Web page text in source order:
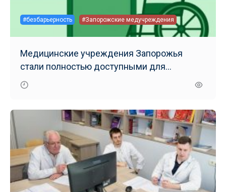
#безбарьерность #Запорожские медучреждения
Медицинские учреждения Запорожья
стали полностью доступными для
маломобильных групп населения